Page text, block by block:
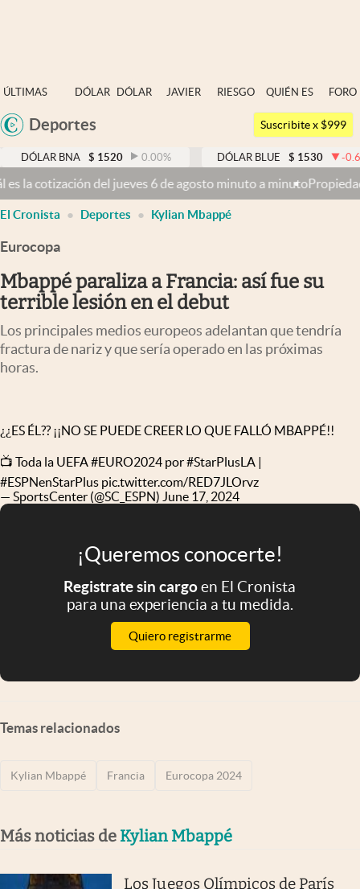
ÚLTIMAS
NOTICIAS
DÓLAR
DÓLAR
JAVIER
RIESGO
QUIÉN ES
QUIÉN
FORO
Argentina
México
USA
Deportes
Dólar
Members
Economía y Política
Finanzas y Mercados
Mercados Online
Negocios
Columnistas
Otras secciones
Apertura
Infotechnology
Clima
Mundial 2026
Eventos Corporativos
abre en nueva pestaña
Argentina
Suscribite x $999
BNA $ 1520 0.00% DÓLAR BLUE $ 1530 -0.65%
6 de agosto minuto a minuto Propiedad privada: con cruces y
El Cronista Deportes Kylian Mbappé
Eurocopa
Mbappé paraliza a Francia: así fue su
terrible lesión en el debut
Los principales medios europeos adelantan que tendría
fractura de nariz y que sería operado en las próximas
horas.
¿¿ES ÉL?? ¡¡NO SE PUEDE CREER LO QUE FALLÓ MBAPPÉ!!
📺 Toda la UEFA#EURO2024 por#StarPlusLA |
#ESPNenStarPlus pic.twitter.com/RED7JLOrvz
— SportsCenter (@SC_ESPN) June 17, 2024
¡Queremos conocerte!
Registrate sin cargoen El Cronista
para una experiencia a tu medida.
Quiero registrarme
Temas relacionados
Kylian Mbappé Francia Eurocopa 2024
Más noticias de Kylian Mbappé
Los Juegos Olímpicos de París